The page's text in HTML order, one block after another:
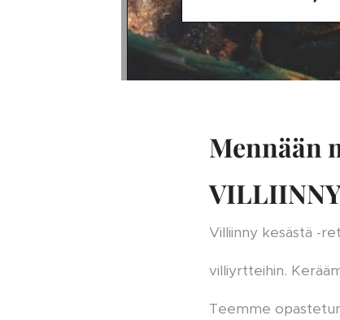
Mennään
Villiinny kesästä -
villiyrtteihin.
Teemme